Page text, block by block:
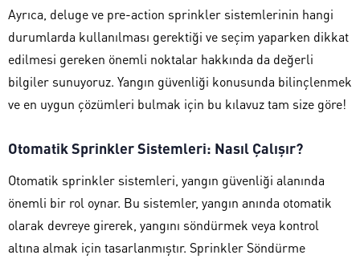
Ayrıca, deluge ve pre-action sprinkler sistemlerinin hangi
durumlarda kullanılması gerektiği ve seçim yaparken dikkat
edilmesi gereken önemli noktalar hakkında da değerli
bilgiler sunuyoruz. Yangın güvenliği konusunda bilinçlenmek
ve en uygun çözümleri bulmak için bu kılavuz tam size göre!
Otomatik Sprinkler Sistemleri: Nasıl Çalışır?
Otomatik sprinkler sistemleri, yangın güvenliği alanında
önemli bir rol oynar. Bu sistemler, yangın anında otomatik
olarak devreye girerek, yangını söndürmek veya kontrol
altına almak için tasarlanmıştır. Sprinkler Söndürme